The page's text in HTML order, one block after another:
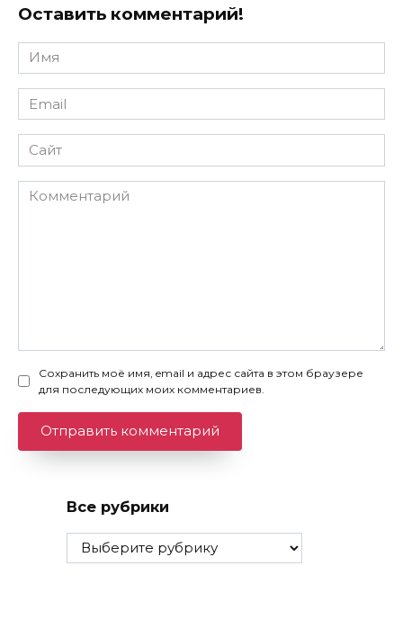
Оставить комментарий!
Имя
*
Email
*
Сайт
Комментарий
Сохранить моё имя, email и адрес сайта в этом браузере
для последующих моих комментариев.
Все рубрики
Все
рубрики